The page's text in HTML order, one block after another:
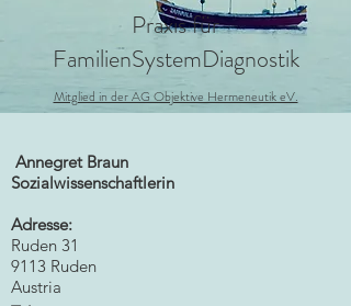
Praxis für
FamilienSystemDiagnostik
Mitglied in der AG Objektive Hermeneutik eV.
Annegret Braun
Sozialwissenschaftlerin
Adresse:
Ruden 31
9113 Ruden
Austria